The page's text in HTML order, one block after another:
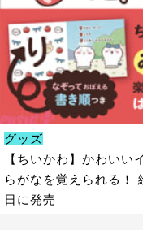
グッズ
【ちいかわ】かわいい
らがなを覚えられる！
日に発売